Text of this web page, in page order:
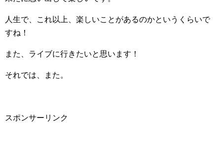
人生で、これ以上、楽しいことがあるのかというくらいで
すね！
また、ライブに行きたいと思います！
それでは、また。
スポンサーリンク